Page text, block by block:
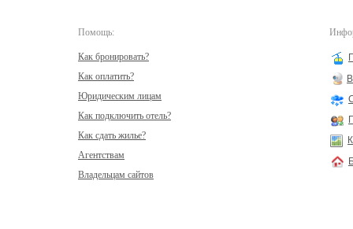
Помощь:
Как бронировать?
Как оплатить?
Юридическим лицам
Как подключить отель?
Как сдать жилье?
Агентствам
Владельцам сайтов